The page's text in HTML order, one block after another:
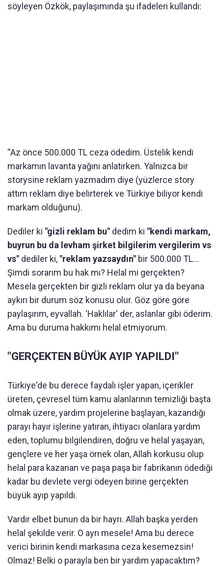
söyleyen Özkök, paylaşımında şu ifadeleri kullandı:
''Az önce 500.000 TL ceza ödedim. Üstelik kendi
markamın lavanta yağını anlatırken. Yalnızca bir
storysine reklam yazmadım diye (yüzlerce story
attım reklam diye belirterek ve Türkiye biliyor kendi
markam olduğunu).
Dediler ki "gizli reklam bu" dedim ki "kendi markam,
buyrun bu da levham şirket bilgilerim vergilerim vs
vs" dediler ki, "reklam yazsaydın" bir 500.000 TL...
Şimdi sorarım bu hak mı? Helal mi gerçekten?
Mesela gerçekten bir gizli reklam olur ya da beyana
aykırı bir durum söz konusu olur. Göz göre göre
paylaşırım, eyvallah. 'Haklılar' der, aslanlar gibi öderim.
Ama bu duruma hakkımı helal etmiyorum.
"GERÇEKTEN BÜYÜK AYIP YAPILDI"
Türkiye'de bu derece faydalı işler yapan, içerikler
üreten, çevresel tüm kamu alanlarının temizliği başta
olmak üzere, yardım projelerine başlayan, kazandığı
parayı hayır işlerine yatıran, ihtiyacı olanlara yardım
eden, toplumu bilgilendiren, doğru ve helal yaşayan,
gençlere ve her yaşa örnek olan, Allah korkusu olup
helal para kazanan ve paşa paşa bir fabrikanın ödediği
kadar bu devlete vergi ödeyen birine gerçekten
büyük ayıp yapıldı.
Vardır elbet bunun da bir hayrı. Allah başka yerden
helal şekilde verir. O ayrı mesele! Ama bu derece
verici birinin kendi markasına ceza kesemezsin!
Olmaz! Belki o parayla ben bir yardım yapacaktım?